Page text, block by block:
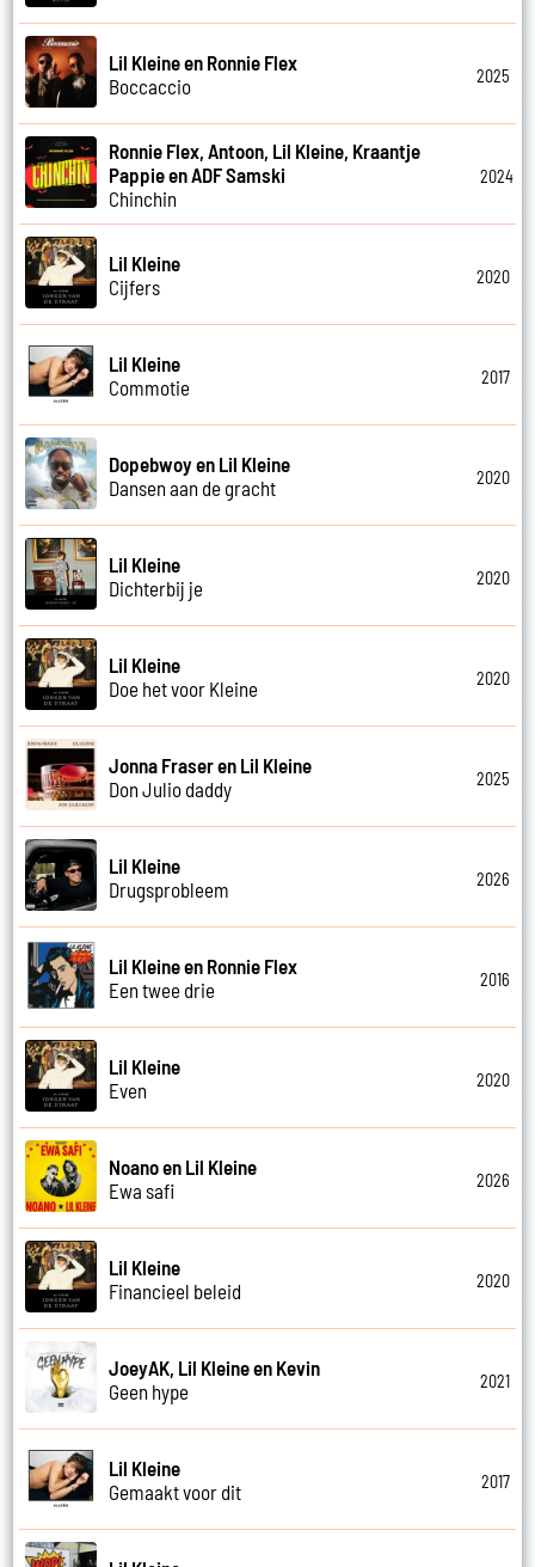
Lil Kleine en Ronnie Flex
Boccaccio
2025
Ronnie Flex, Antoon, Lil Kleine, Kraantje
Pappie en ADF Samski
Chinchin
2024
Lil Kleine
Cijfers
2020
Lil Kleine
Commotie
2017
Dopebwoy en Lil Kleine
Dansen aan de gracht
2020
Lil Kleine
Dichterbij je
2020
Lil Kleine
Doe het voor Kleine
2020
Jonna Fraser en Lil Kleine
Don Julio daddy
2025
Lil Kleine
Drugsprobleem
2026
Lil Kleine en Ronnie Flex
Een twee drie
2016
Lil Kleine
Even
2020
Noano en Lil Kleine
Ewa safi
2026
Lil Kleine
Financieel beleid
2020
JoeyAK, Lil Kleine en Kevin
Geen hype
2021
Lil Kleine
Gemaakt voor dit
2017